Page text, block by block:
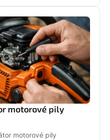
motorové pily
motorové pily